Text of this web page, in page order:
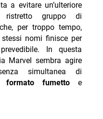
a evitare un’ulteriore
ristretto gruppo di
per troppo tempo,
nomi finisce per
In questa
Marvel sembra agire
simultanea di
formato fumetto e